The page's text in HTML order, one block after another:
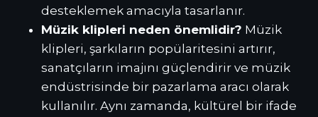
desteklemek amacıyla tasarlanır.
Müzik klipleri neden önemlidir? Müzik
klipleri, şarkıların popülaritesini artırır,
sanatçıların imajını güçlendirir ve müzik
endüstrisinde bir pazarlama aracı olarak
kullanılır. Aynı zamanda, kültürel bir ifade